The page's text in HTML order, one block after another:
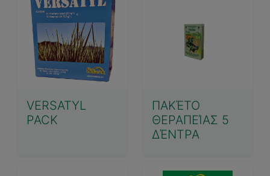
VERSATYL
PACK
ΠΑΚΈΤΟ
ΘΕΡΑΠΕΊΑΣ 5
ΔΈΝΤΡΑ